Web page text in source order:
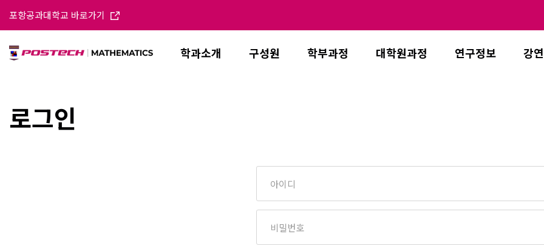
포항공과대학교 바로가기
학과소개 구성원 학부과정 대학원과정 연구정보 강
로그인